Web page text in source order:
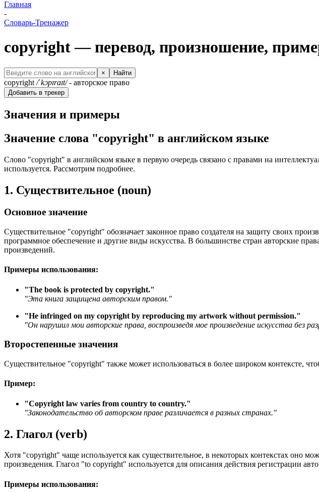
Главная
-
Словарь-Тренажер
copyright — перевод, произношение,
× Найти
copyright /ˈkɔpɪraɪt/- авторское право
Добавить в трекер
Значения и примеры
Значение слова "copyright" в английском языке
Слово "copyright" в английском языке в первую очередь связано с правами на
используется. Рассмотрим подробнее.
1. Существительное (noun)
Основное значение
Существительное "copyright" обозначает законное право создателя на защиту своих
программное обеспечение и другие виды искусства. В большинстве стран авторские
произведений.
Примеры использования:
"The book is protected by copyright."
"Эта книга защищена авторским правом."
"He infringed on my copyright by reproducing my artwork without permission."
"Он нарушил мои авторские права, воспроизведя мое произведение искусства без
Второстепенные значения
Существительное "copyright" также может использоваться в более широком контексте,
Пример:
"Copyright law varies from country to country."
"Законодательство об авторском праве различается в разных странах."
2. Глагол (verb)
Хотя "copyright" чаще используется как существительное, в некоторых контекстах оно
произведения. Глагол "to copyright" используется для описания действия регистрации
Примеры использования: